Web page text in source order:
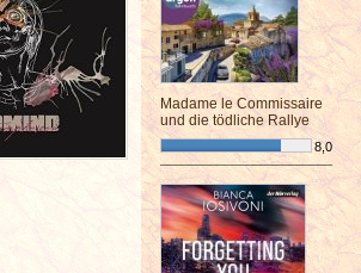
Madame le Commissaire
und die tödliche Rallye
8,0
¯¯¯¯¯¯¯¯¯¯¯¯¯¯¯¯¯¯¯¯¯¯¯¯